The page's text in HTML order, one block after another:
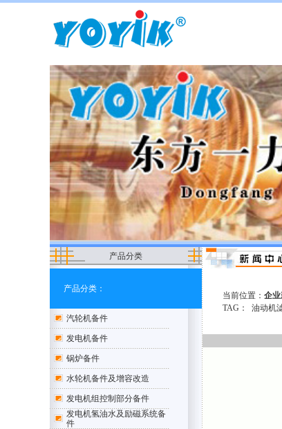
产品分类
产品分类：
汽轮机备件
发电机备件
锅炉备件
水轮机备件及增容改造
发电机组控制部分备件
发电机氢油水及励磁系统备
件
当前位置：企
TAG：油动机